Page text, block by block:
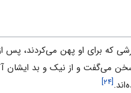
که برای او پهن می‌کردند، پس
می‌گفت و از نیک و بد ایشان
[۲۴]